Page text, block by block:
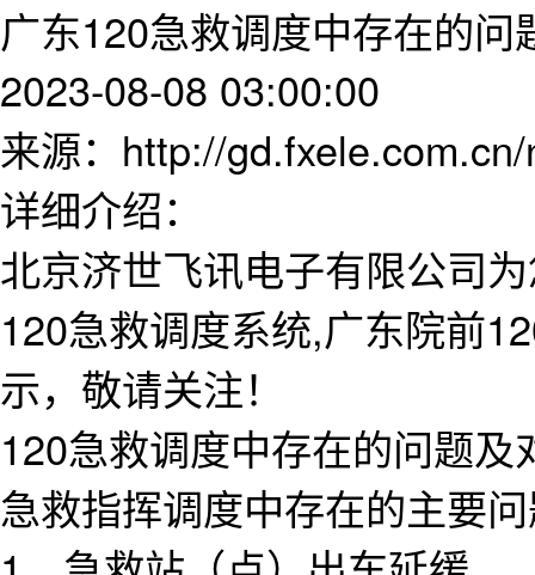
广东120急救调度中存在的问
2023-08-08 03:00:00
来源：http://
详细介绍：
北京济世飞讯电子有限公司
120急救调度系统,广东院前
示，敬请关注！
120急救调度中存在的问题及
急救指挥调度中存在的主要